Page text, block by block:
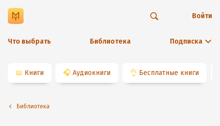
Что выбрать Библиотека Подписка
Войти
📖 Книги 🎧 Аудиокниги 👌 Бесплатные книги
Библиотека